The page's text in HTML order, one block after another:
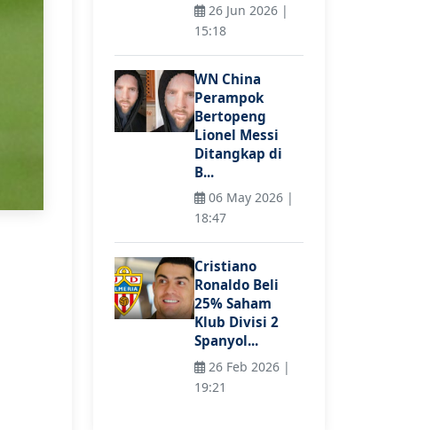
26 Jun 2026 |
15:18
WN China
Perampok
Bertopeng
Lionel Messi
Ditangkap di
B...
06 May 2026 |
18:47
Cristiano
Ronaldo Beli
25% Saham
Klub Divisi 2
Spanyol...
26 Feb 2026 |
19:21